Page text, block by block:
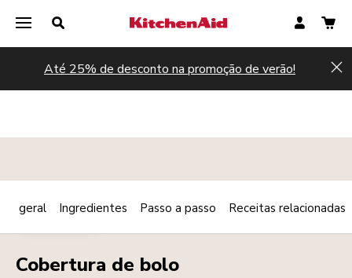
Até 25% de desconto na promoção de verão!
SOBREMESAS Print
Cobertura de bolo
geral Ingredientes Passo a passo Receitas relacionadas